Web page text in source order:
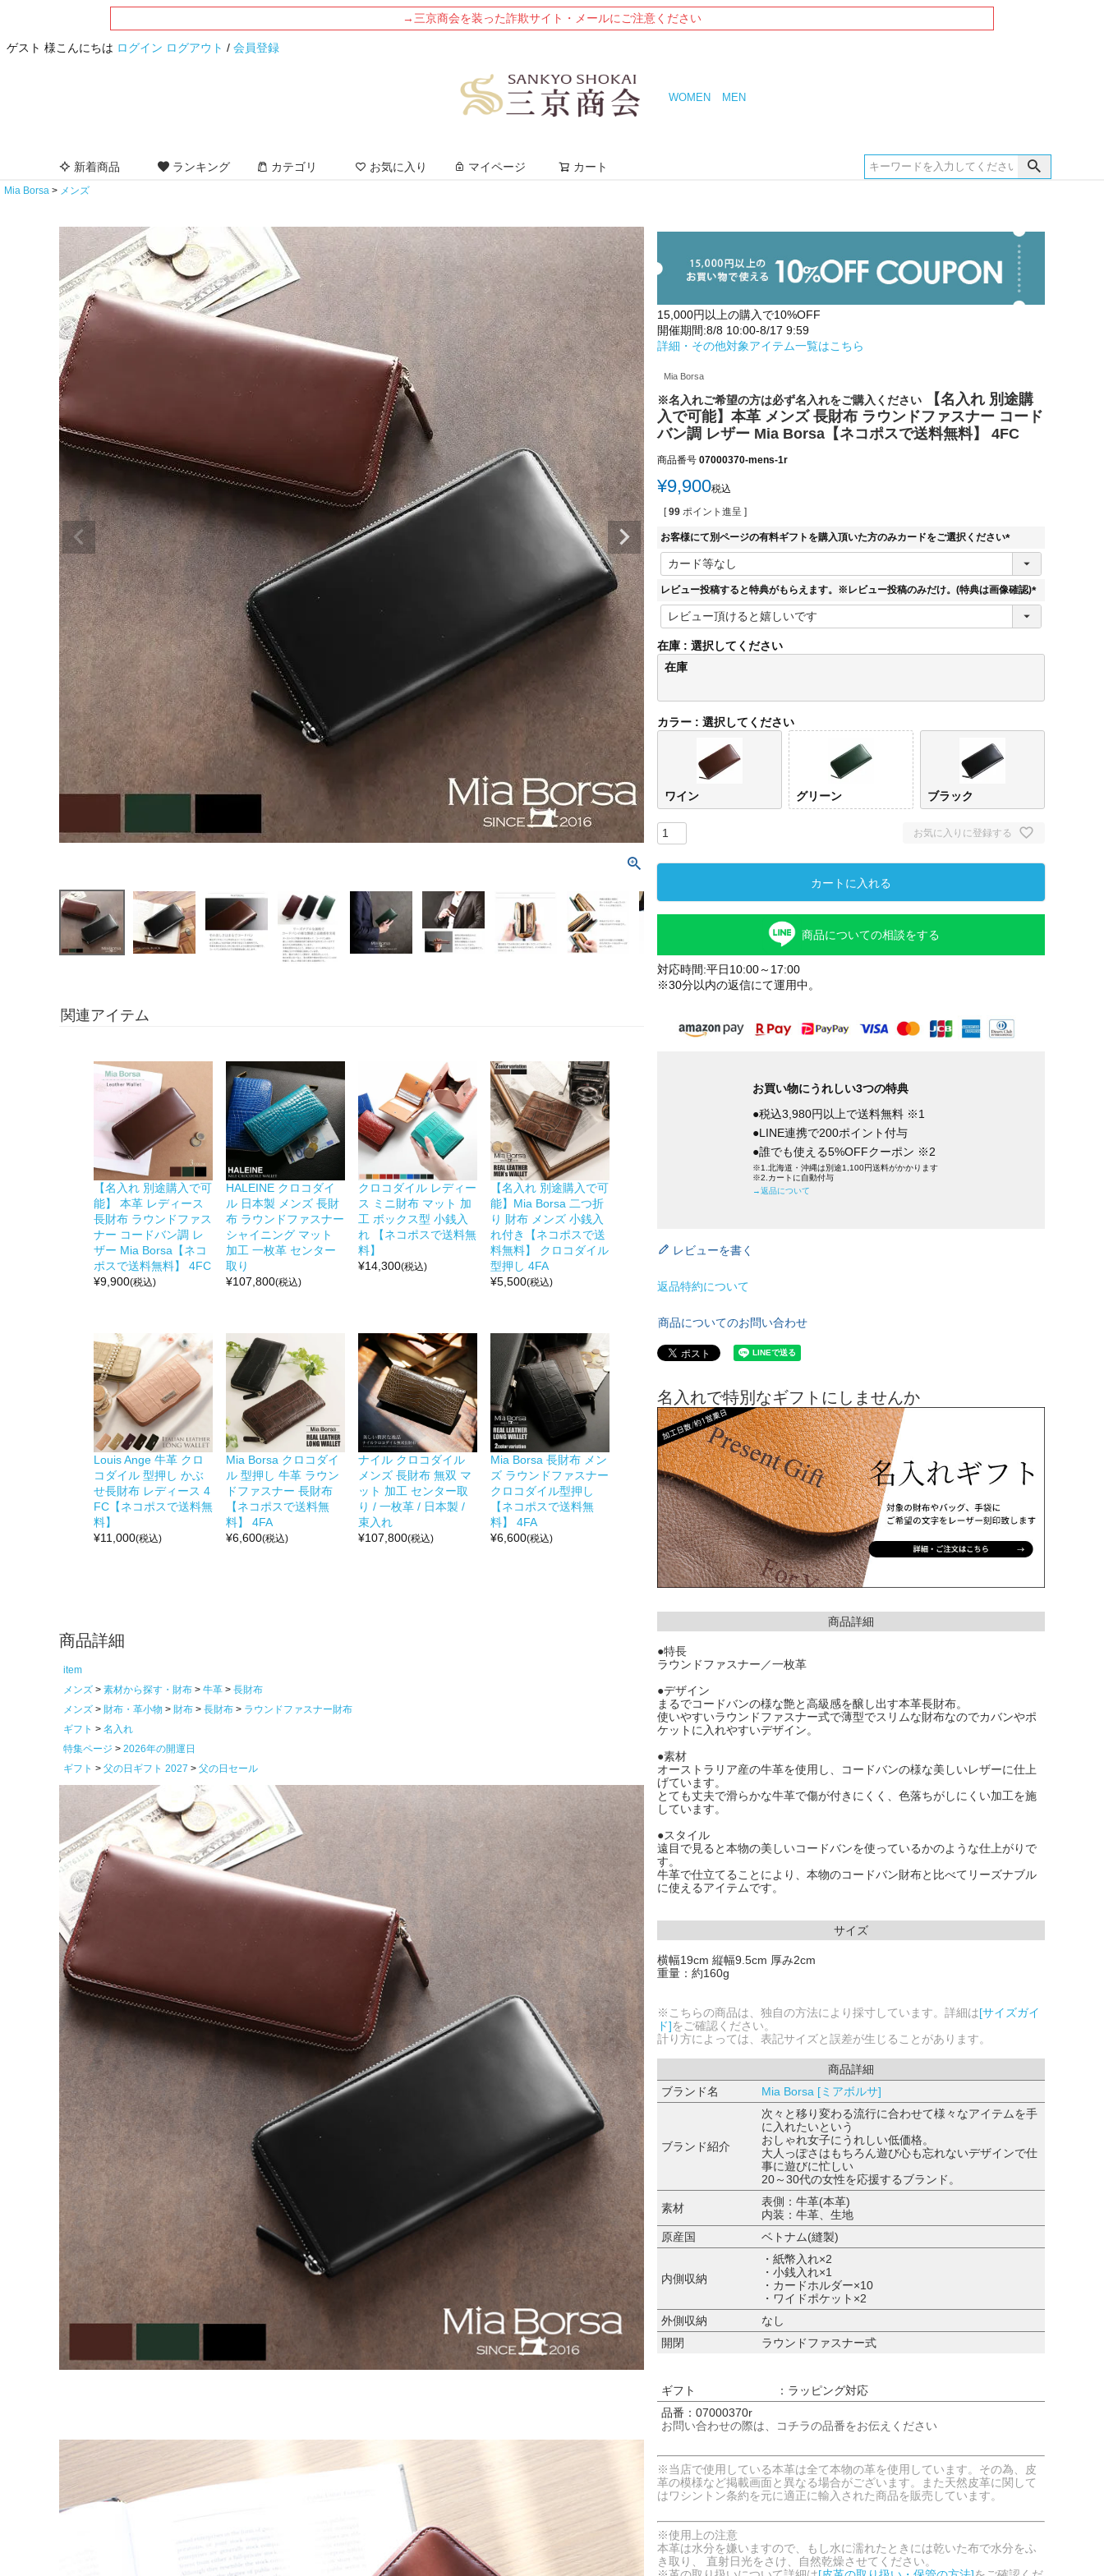
→三京商会を装った詐欺サイト・メールにご注意ください
ゲスト 様こんにちは ログイン ログアウト / 会員登録
WOMEN MEN
新着商品 ランキング カテゴリ お気に入り マイページ カート
Mia Borsa メンズ
関連アイテム
【名入れ 別途購入で可
能】 本革 レディース
長財布 ラウンドファス
ナー コードバン調 レ
ザー Mia Borsa【ネコ
ポスで送料無料】 4FC
¥9,900(税込)
HALEINE クロコダイ
ル 日本製 メンズ 長財
布 ラウンドファスナー
シャイニング マット
加工 一枚革 センター
取り
¥107,800(税込)
クロコダイル レディー
ス ミニ財布 マット 加
工 ボックス型 小銭入
れ 【ネコポスで送料無
料】
¥14,300(税込)
【名入れ 別途購入で可
能】Mia Borsa 二つ折
り 財布 メンズ 小銭入
れ付き【ネコポスで送
料無料】 クロコダイル
型押し 4FA
¥5,500(税込)
Louis Ange 牛革 クロ
コダイル 型押し かぶ
せ長財布 レディース 4
FC【ネコポスで送料無
料】
¥11,000(税込)
Mia Borsa クロコダイ
ル 型押し 牛革 ラウン
ドファスナー 長財布
【ネコポスで送料無
料】 4FA
¥6,600(税込)
ナイル クロコダイル
メンズ 長財布 無双 マ
ット 加工 センター取
り / 一枚革 / 日本製 /
束入れ
¥107,800(税込)
Mia Borsa 長財布 メン
ズ ラウンドファスナー
クロコダイル型押し
【ネコポスで送料無
料】 4FA
¥6,600(税込)
商品詳細
item
メンズ
素材から探す・財布 牛革
長財布
メンズ
財布・革小物 財布 長財布
ラウンドファスナー財布
ギフト
名入れ
特集ページ
2026年の開運日
ギフト
父の日ギフト 2027 父の日セール
15,000円以上の購入で10%OFF
開催期間:8/8 10:00-8/17 9:59
詳細・その他対象アイテム一覧はこちら
Mia Borsa
※名入れご希望の方は必ず名入れをご購入ください
【名入れ 別途購
入で可能】本革 メンズ 長財布 ラウンドファスナー コード
バン調 レザー Mia Borsa【ネコポスで送料無料】 4FC
商品番号 07000370-mens-1r
¥9,900税込
[ 99 ポイント進呈 ]
お客様にて別ページの有料ギフトを購入頂いた方のみカードをご選択ください
(
須
レビュー投稿すると特典がもらえます。※レビュー投稿のみだけ。(特典は画像確認)
(
)
在庫
選択してください
在庫
カラー 選択してください
ワイン グリーン ブラック
お気に入りに登録する
カートに入れる
商品についての相談をする
対応時間:平日10:00～17:00
※30分以内の返信にて運用中。
お買い物にうれしい3つの特典
●税込3,980円以上で送料無料 ※1
●LINE連携で200ポイント付与
●誰でも使える5%OFFクーポン ※2
※1.北海道・沖縄は別途1,100円送料がかかります
※2.カートに自動付与
→返品について
レビューを書く
返品特約について
商品についてのお問い合わせ
名入れで特別なギフトにしませんか
商品詳細
●特長
ラウンドファスナー／一枚革
●デザイン
まるでコードバンの様な艶と高級感を醸し出す本革長財布。
使いやすいラウンドファスナー式で薄型でスリムな財布なのでカバンやポ
ケットに入れやすいデザイン。
●素材
オーストラリア産の牛革を使用し、コードバンの様な美しいレザーに仕上
げています。
とても丈夫で滑らかな牛革で傷が付きにくく、色落ちがしにくい加工を施
しています。
●スタイル
遠目で見ると本物の美しいコードバンを使っているかのような仕上がりで
す。
牛革で仕立てることにより、本物のコードバン財布と比べてリーズナブル
に使えるアイテムです。
サイズ
横幅19cm 縦幅9.5cm 厚み2cm
重量：約160g
※こちらの商品は、独自の方法により採寸しています。詳細は[サイズガイ
ド]をご確認ください。
計り方によっては、表記サイズと誤差が生じることがあります。
商品詳細
ブランド名
Mia Borsa [ミアボルサ]
ブランド紹介
次々と移り変わる流行に合わせて様々なアイテムを手
に入れたいという
おしゃれ女子にうれしい低価格。
大人っぽさはもちろん遊び心も忘れないデザインで仕
事に遊びに忙しい
20～30代の女性を応援するブランド。
素材
表側：牛革(本革)
内装：牛革、生地
原産国
ベトナム(縫製)
内側収納
・紙幣入れ×2
・小銭入れ×1
・カードホルダー×10
・ワイドポケット×2
外側収納
なし
開閉
ラウンドファスナー式
ギフト
：ラッピング対応
品番：07000370r
お問い合わせの際は、コチラの品番をお伝えください
※当店で使用している本革は全て本物の革を使用しています。その為、皮
革の模様など掲載画面と異なる場合がございます。また天然皮革に関して
はワシントン条約を元に適正に輸入された商品を販売しています。
※使用上の注意
本革は水分を嫌いますので、もし水に濡れたときには乾いた布で水分をふ
き取り、 直射日光をさけ、自然乾燥させてください。